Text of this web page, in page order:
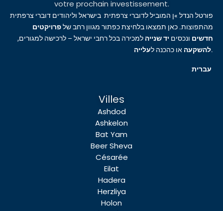
votre prochain investissement.
פורטל הנדל »ן המוביל לדוברי צרפתית בישראל וליהודים דוברי צרפתית
מהתפוצות. כאן תמצאו בלחיצת כפתור מגוון רחב שלפרויקטים
חדשים ונכסים יד שנייה למכירה בכל רחבי ישראל – לרכישה למגורים,
להשקעה או כהכנה לעלייה .
Villes
Ashdod
Ashkelon
Bat Yam
Beer Sheva
Césarée
Eilat
Hadera
Herzliya
Holon